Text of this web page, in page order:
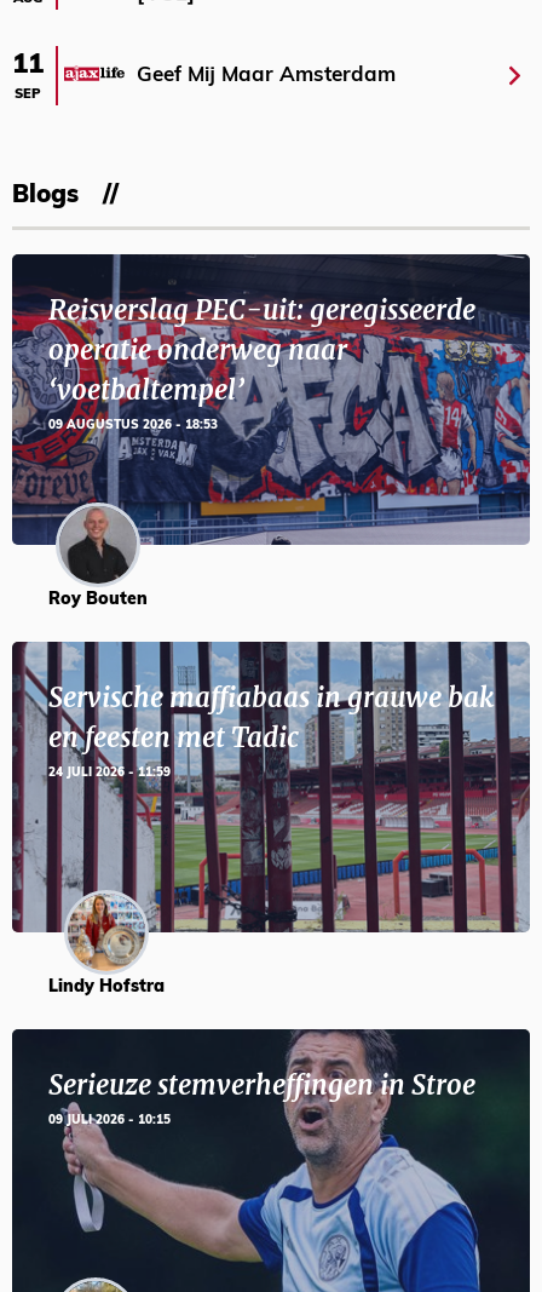
11
SEP
Geef Mij Maar Amsterdam
Blogs
Reisverslag PEC-uit: geregisseerde
operatie onderweg naar
‘voetbaltempel’
09 AUGUSTUS 2026 - 18:53
Roy Bouten
Servische maffiabaas in grauwe bak
en feesten met Tadic
24 JULI 2026 - 11:59
Lindy Hofstra
Serieuze stemverheffingen in Stroe
09 JULI 2026 - 10:15